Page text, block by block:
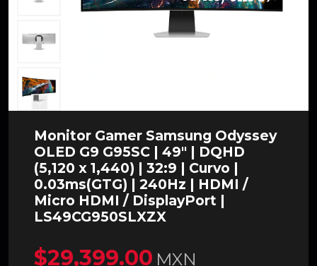
Monitor Gamer Samsung Odyssey
OLED G9 G95SC | 49" | DQHD
(5,120 x 1,440) | 32:9 | Curvo |
0.03ms(GTG) | 240Hz | HDMI /
Micro HDMI / DisplayPort |
LS49CG950SLXZX
$29,399.00 MXN